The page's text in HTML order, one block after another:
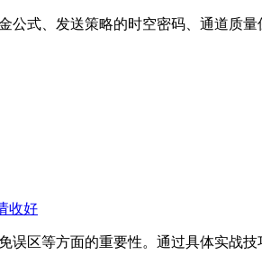
式、发送策略的时空密码、通道质
收好
区等方面的重要性。通过具体实战